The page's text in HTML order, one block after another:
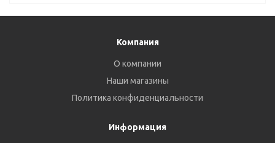
Компания
О компании
Наши магазины
Политика конфиденциальности
Информация